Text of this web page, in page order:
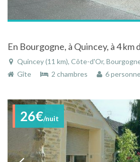
Quincey (11 km), Côte-d'Or, Bourgogne,
Gîte
2 chambres 6
26€/nuit